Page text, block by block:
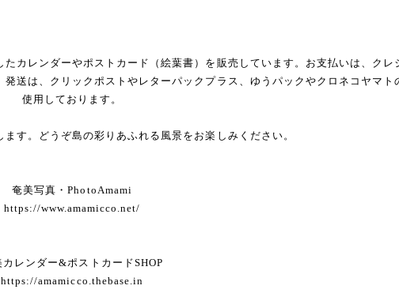
カレンダーやポストカード（絵葉書）を販売しています。お支払いは、クレ
送は、クリックポストやレターパックプラス、ゆうパックやクロネコヤマト
使用しております。
す。どうぞ島の彩りあふれる風景をお楽しみください。
奄美写真・PhotoAmami
https://www.amamicco.net/
カレンダー&ポストカードSHOP
https://amamicco.thebase.in